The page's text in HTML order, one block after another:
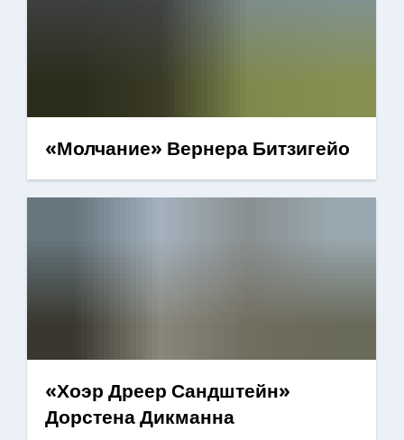
«Молчание» Вернера Битзигейо
«Хоэр Дреер Сандштейн»
Дорстена Дикманна